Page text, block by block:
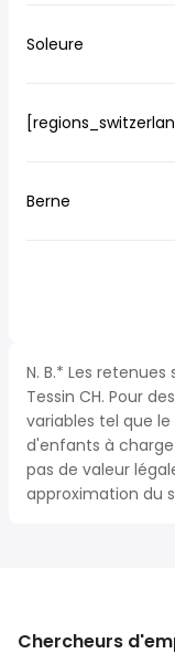
Soleure
Berne
N. B.* Les
Tessin CH. Pour
variables tel que
d'enfants à
pas de valeur
approximation du
Chercheurs